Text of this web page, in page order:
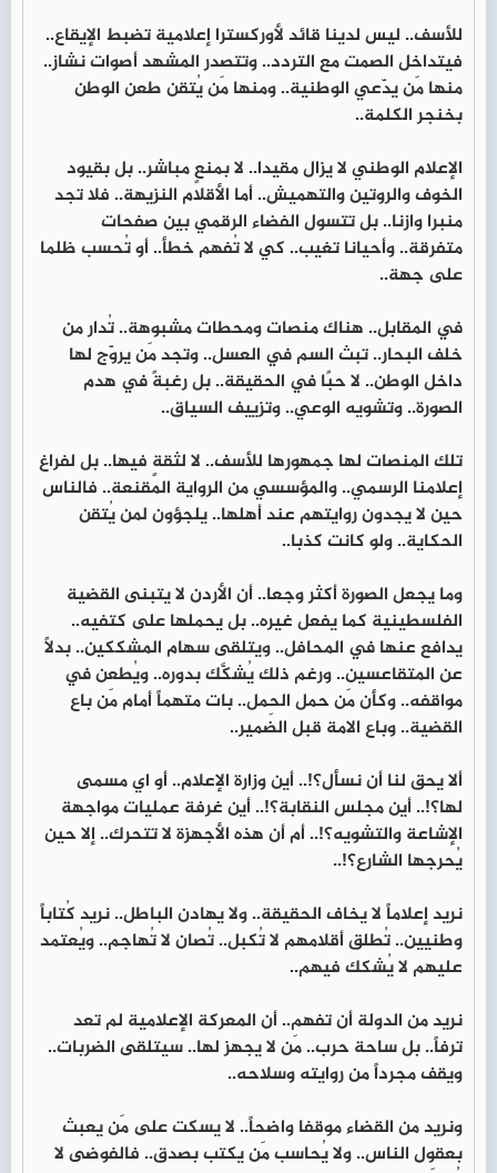
للأسف.. ليس لدينا قائد لأوركسترا إعلامية تضبط الإيقاع..
فيتداخل الصمت مع التردد.. وتتصدر المشهد أصوات نشاز..
منها مَن يدّعي الوطنية.. ومنها مَن يُتقن طعن الوطن
بخنجر الكلمة..
الإعلام الوطني لا يزال مقيدا.. لا بمنعٍ مباشر.. بل بقيود
الخوف والروتين والتهميش.. أما الأقلام النزيهة.. فلا تجد
منبرا وازنا.. بل تتسول الفضاء الرقمي بين صفحات
متفرقة.. وأحيانا تغيب.. كي لا تُفهم خطأ.. أو تُحسب ظلما
على جهة..
في المقابل.. هناك منصات ومحطات مشبوهة.. تُدار من
خلف البحار.. تبث السم في العسل.. وتجد مَن يروّج لها
داخل الوطن.. لا حبًا في الحقيقة.. بل رغبةً في هدم
الصورة.. وتشويه الوعي.. وتزييف السياق..
تلك المنصات لها جمهورها للأسف.. لا لثقةٍ فيها.. بل لفراغ
إعلامنا الرسمي.. والمؤسسي من الرواية المقنعة.. فالناس
حين لا يجدون روايتهم عند أهلها.. يلجؤون لمن يُتقن
الحكاية.. ولو كانت كذبا..
وما يجعل الصورة أكثر وجعا.. أن الأردن لا يتبنى القضية
الفلسطينية كما يفعل غيره.. بل يحملها على كتفيه..
يدافع عنها في المحافل.. ويتلقى سهام المشككين.. بدلاً
عن المتقاعسين.. ورغم ذلك يُشكَّك بدوره.. ويُطعن في
مواقفه.. وكأن مَن حمل الحِمل.. بات متهماً أمام مَن باع
القضية.. وباع الامة قبل الضمير..
ألا يحق لنا أن نسأل؟!.. أين وزارة الإعلام.. أو اي مسمى
لها؟!.. أين مجلس النقابة؟!.. أين غرفة عمليات مواجهة
الإشاعة والتشويه؟!.. أم أن هذه الأجهزة لا تتحرك.. إلا حين
يُحرجها الشارع؟!..
نريد إعلاماً لا يخاف الحقيقة.. ولا يهادن الباطل.. نريد كُتاباً
وطنيين.. تُطلق أقلامهم لا تُكبل.. تُصان لا تُهاجم.. ويُعتمد
عليهم لا يُشكك فيهم..
نريد من الدولة أن تفهم.. أن المعركة الإعلامية لم تعد
ترفاً.. بل ساحة حرب.. مَن لا يجهز لها.. سيتلقى الضربات..
ويقف مجرداً من روايته وسلاحه..
ونريد من القضاء موقفا واضحاً.. لا يسكت على مَن يعبث
بعقول الناس.. ولا يُحاسب مَن يكتب بصدق.. فالفوضى لا